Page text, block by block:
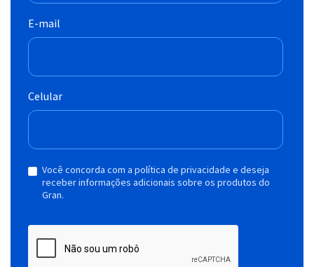
E-mail
Celular
Você concorda com a política de privacidade e deseja
receber informações adicionais sobre os produtos do
Gran.